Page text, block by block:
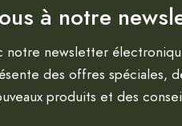
à notre
notre newsletter
des offres spéciales,
produits et des